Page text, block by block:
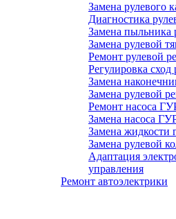
Замена рулевого
Диагностика
Замена пыльника
Замена рулевой
Ремонт рулевой
Регулировка сход
Замена
Замена рулевой
Ремонт насоса
Замена насоса
Замена жидкости
Замена рулевой
Адаптация
управления
Ремонт автоэлектрики